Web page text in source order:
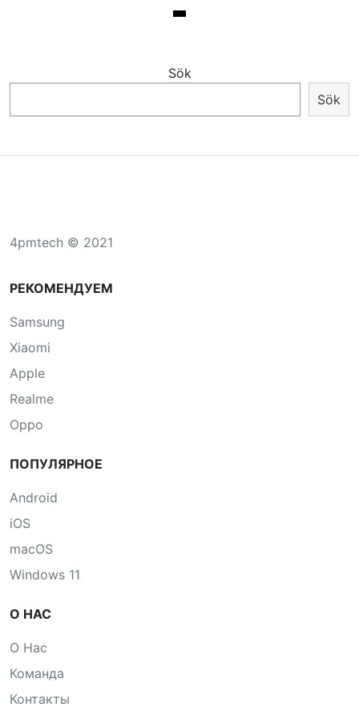
Sök
Sök
4pmtech © 2021
РЕКОМЕНДУЕМ
Samsung
Xiaomi
Apple
Realme
Oppo
ПОПУЛЯРНОЕ
Android
iOS
macOS
Windows 11
О НАС
О Нас
Команда
Контакты